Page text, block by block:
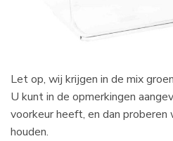
Let op, wij krijgen in de mix
U kunt in de opmerkingen
voorkeur heeft, en dan
houden.